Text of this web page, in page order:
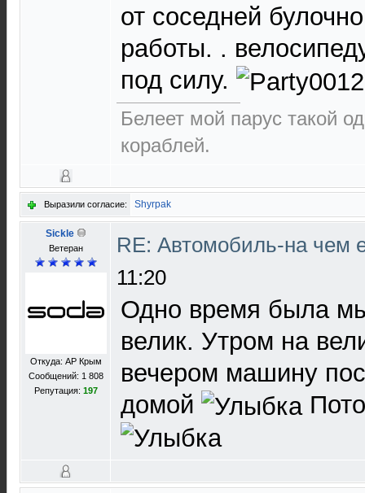
от соседней
работы. .
под силу.
Белеет мой парус такой
кораблей.
Выразили согласие: Shyrpak
Sickle
Ветеран
Откуда: АР Крым
Сообщений: 1 808
Репутация: 197
RE: Автомобиль-на чем
11:20
Одно время была
велик. Утром на
вечером машину
домой